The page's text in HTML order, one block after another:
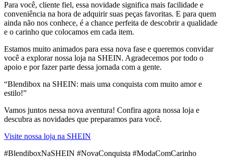
Para você, cliente fiel, essa novidade significa mais facilidade e
conveniência na hora de adquirir suas peças favoritas. E para quem
ainda não nos conhece, é a chance perfeita de descobrir a qualidade
e o carinho que colocamos em cada item.
Estamos muito animados para essa nova fase e queremos convidar
você a explorar nossa loja na SHEIN. Agradecemos por todo o
apoio e por fazer parte dessa jornada com a gente.
“Blendibox na SHEIN: mais uma conquista com muito amor e
estilo!”
Vamos juntos nessa nova aventura! Confira agora nossa loja e
descubra as novidades que preparamos para você.
Visite nossa loja na SHEIN
#BlendiboxNaSHEIN #NovaConquista #ModaComCarinho